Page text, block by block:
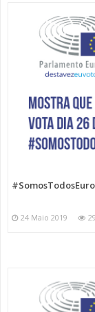
24 Maio 2019